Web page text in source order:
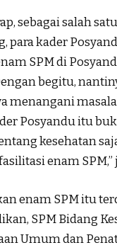
sebagai salah
para kader
SPM di
begitu,
menangani
Posyandu itu
kesehatan
enam SPM,”
enam SPM itu
SPM Bidang
Umum dan